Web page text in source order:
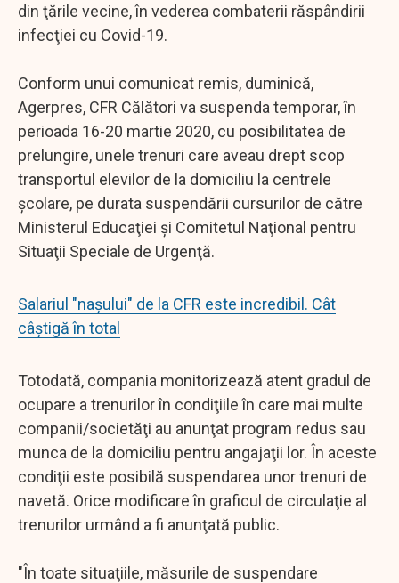
din ţările vecine, în vederea combaterii răspândirii
infecţiei cu Covid-19.
Conform unui comunicat remis, duminică,
Agerpres, CFR Călători va suspenda temporar, în
perioada 16-20 martie 2020, cu posibilitatea de
prelungire, unele trenuri care aveau drept scop
transportul elevilor de la domiciliu la centrele
şcolare, pe durata suspendării cursurilor de către
Ministerul Educaţiei şi Comitetul Naţional pentru
Situaţii Speciale de Urgenţă.
Salariul "nașului" de la CFR este incredibil. Cât
câștigă în total
Totodată, compania monitorizează atent gradul de
ocupare a trenurilor în condiţiile în care mai multe
companii/societăţi au anunţat program redus sau
munca de la domiciliu pentru angajaţii lor. În aceste
condiţii este posibilă suspendarea unor trenuri de
navetă. Orice modificare în graficul de circulaţie al
trenurilor urmând a fi anunţată public.
"În toate situaţiile, măsurile de suspendare